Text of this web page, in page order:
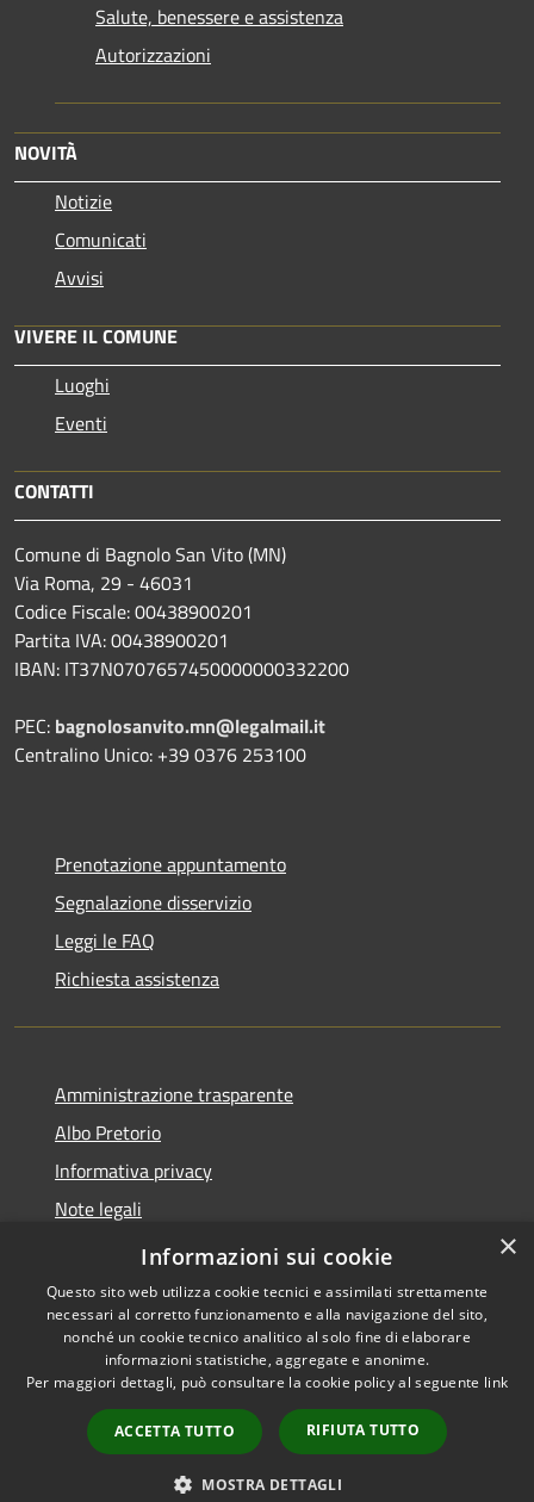
Salute, benessere e assistenza
Autorizzazioni
NOVITÀ
Notizie
Comunicati
Avvisi
VIVERE IL COMUNE
Luoghi
Eventi
CONTATTI
Comune di Bagnolo San Vito (MN)
Via Roma, 29 - 46031
Codice Fiscale: 00438900201
Partita IVA: 00438900201
IBAN: IT37N0707657450000000332200
PEC: bagnolosanvito.mn@legalmail.it
Centralino Unico: +39 0376 253100
Prenotazione appuntamento
Segnalazione disservizio
Leggi le FAQ
Richiesta assistenza
Amministrazione trasparente
Albo Pretorio
Informativa privacy
Note legali
Dichiarazione di accessibilità
Accessibilità
Copyright © 2026 • Comune di
Bagnolo San Vito • Powered by
Municipium•
Accesso
redazione
×
Informazioni sui cookie
Questo sito web utilizza cookie tecnici e assimilati strettamente
necessari al corretto funzionamento e alla navigazione del sito,
nonché un cookie tecnico analitico al solo fine di elaborare
informazioni statistiche, aggregate e anonime.
Per maggiori dettagli, può consultare la cookie policy al seguente link
ACCETTA TUTTO RIFIUTA TUTTO
MOSTRA DETTAGLI